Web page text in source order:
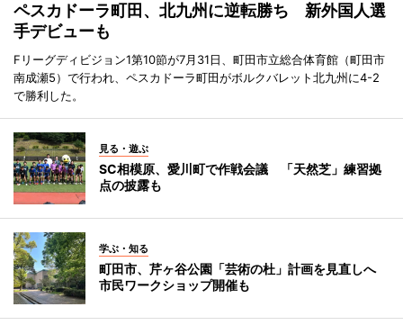
ペスカドーラ町田、北九州に逆転勝ち 新外国人選
手デビューも
Fリーグディビジョン1第10節が7月31日、町田市立総合体育館（町田市
南成瀬5）で行われ、ペスカドーラ町田がボルクバレット北九州に4-2
で勝利した。
見る・遊ぶ
SC相模原、愛川町で作戦会議 「天然芝」練習拠
点の披露も
学ぶ・知る
町田市、芹ヶ谷公園「芸術の杜」計画を見直しへ
市民ワークショップ開催も